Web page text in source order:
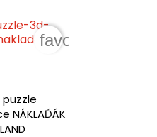
NÁKLAĎÁK
favorite_border